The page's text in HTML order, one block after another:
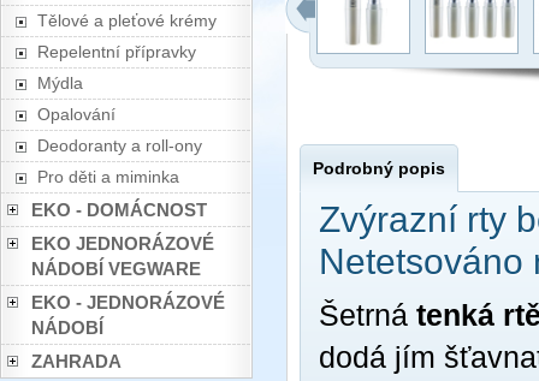
Tělové a pleťové krémy
Repelentní přípravky
Mýdla
Opalování
Deodoranty a roll-ony
Pro děti a miminka
EKO - DOMÁCNOST
EKO JEDNORÁZOVÉ
NÁDOBÍ VEGWARE
EKO - JEDNORÁZOVÉ
NÁDOBÍ
ZAHRADA
Podrobný popis
Zvýrazní rty
Netetsováno
Šetrná tenká
dodá jím